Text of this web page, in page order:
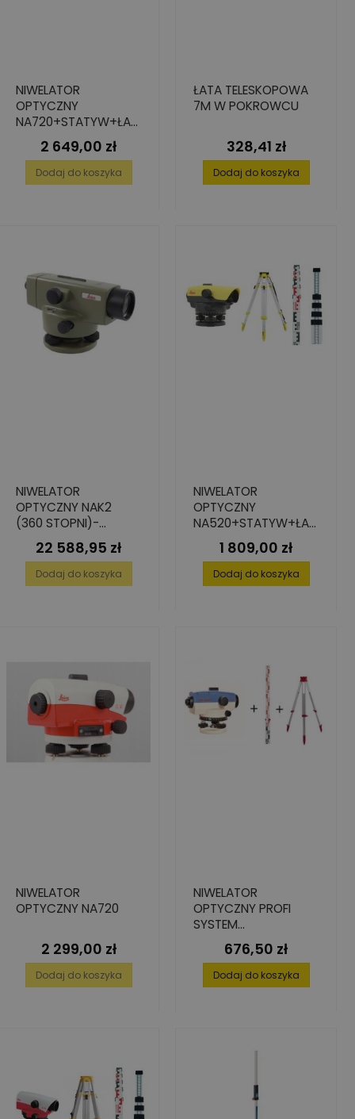
NIWELATOR
OPTYCZNY
NA720+STATYW+ŁAT
A 5MCena
2 649,00 zł
Dodaj do koszyka
ŁATA TELESKOPOWA
7M W POKROWCU
Cena
328,41 zł
Dodaj do koszyka
NIWELATOR
OPTYCZNY NAK2
(360 STOPNI)-
PRECYZJA NIWELACJI
Cena
22 588,95 zł
Dodaj do koszyka
NIWELATOR
OPTYCZNY
NA520+STATYW+ŁAT
A 5MCena
1 809,00 zł
Dodaj do koszyka
NIWELATOR
OPTYCZNY NA720
Cena
2 299,00 zł
Dodaj do koszyka
NIWELATOR
OPTYCZNY PROFI
SYSTEM
32+STATYW+ŁATA
Cena
676,50 zł
Dodaj do koszyka